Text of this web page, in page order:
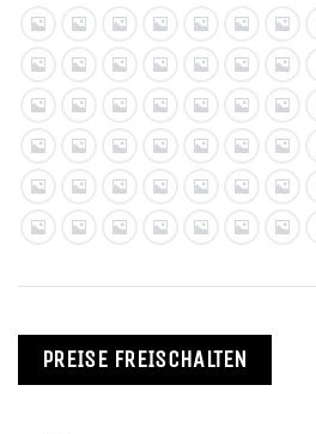
PREISE FREISCHALTEN